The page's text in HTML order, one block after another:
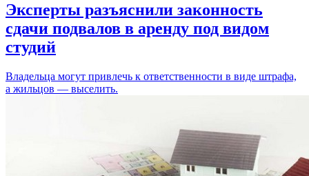
Эксперты разъяснили законность
сдачи подвалов в аренду под видом
студий
Владельца могут привлечь к ответственности в виде штрафа,
а жильцов — выселить.